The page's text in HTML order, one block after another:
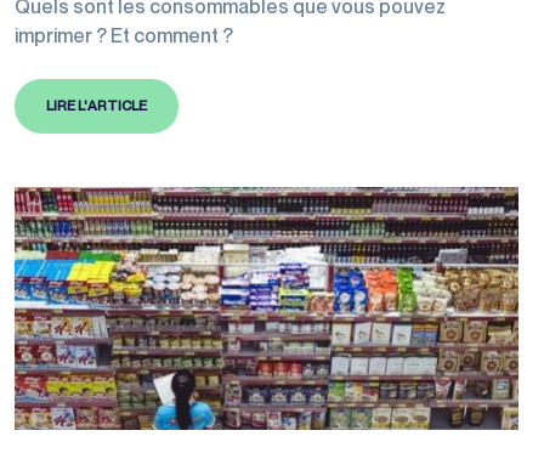
Quels sont les consommables que vous pouvez
imprimer ? Et comment ?
LIRE L'ARTICLE